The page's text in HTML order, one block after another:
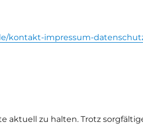
kontakt-impressum-
aktuell zu halten. Trotz